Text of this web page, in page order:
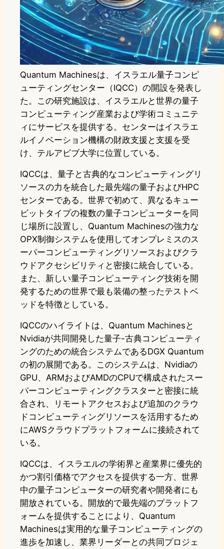
Quantum Machinesは、イスラエル量子コンピ
ューティングセンター（IQCC）の開設を発表し
た。この研究施設は、イスラエルと世界の量子
コンピューティング産業および学術コミュニテ
ィにサービスを提供する。センターはイスラエ
ルイノベーション機構の財政支援と支援を受
け、テルアビブ大学に位置している。
IQCCは、量子と古典的なコンピューティングリ
ソースの力を統合した最先端の量子およびHPC
センターである。世界で初めて、異なるキュー
ビットタイプの複数の量子コンピューターを同
じ場所に設置し、Quantum Machinesの強力な
OPX制御システムを使用してオンプレミスのス
ーパーコンピューティングリソースおよびクラ
ウドアクセシビリティと密接に統合している。
また、新しい量子コンピューティング技術を開
発するための世界で最も装備の整ったテストベ
ッドを特徴としている。
IQCCのハイライトは、Quantum Machinesと
Nvidiaが共同開発した量子-古典コンピューティ
ングのための統合システムであるDGX Quantum
の初の展開である。このシステムは、Nvidiaの
GPU、ARMおよびAMDのCPUで構成されたスー
パーコンピューティングクラスターと密接に統
合され、リモートアクセスおよび追加のクラウ
ドコンピューティングリソースを活用するため
にAWSクラウドプラットフォームに接続されて
いる。
IQCCは、イスラエルの学術界と産業界に優先的
かつ割引価格でアクセスを提供する一方、世界
中の量子コンピューターの研究者や開発者にも
開放されている。開放的で最先端のプラットフ
ォームを提供することにより、Quantum
Machinesは実用的な量子コンピューティングの
進歩を加速し、業界リーダーとの共同プロジェ